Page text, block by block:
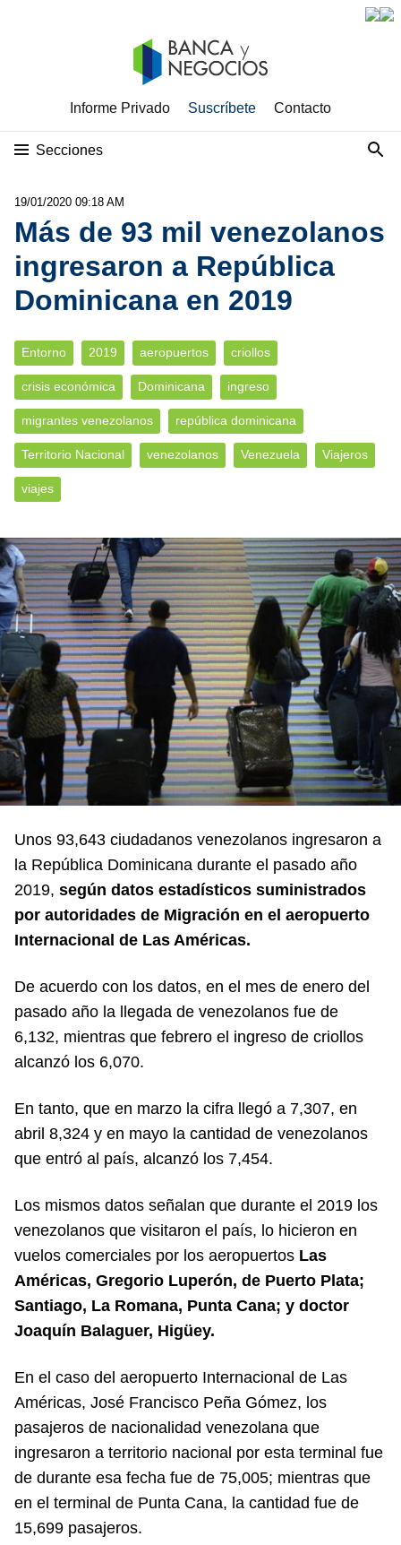
Informe Privado Suscríbete Contacto
Secciones
19/01/2020 09:18 AM
Más de 93 mil venezolanos
ingresaron a República
Dominicana en 2019
Entorno 2019 aeropuertos criollos
crisis económica Dominicana ingreso
migrantes venezolanos república dominicana
Territorio Nacional venezolanos Venezuela Viajeros
viajes
Unos 93,643 ciudadanos venezolanos ingresaron a
la República Dominicana durante el pasado año
2019, según datos estadísticos suministrados
por autoridades de Migración en el aeropuerto
Internacional de Las Américas.
De acuerdo con los datos, en el mes de enero del
pasado año la llegada de venezolanos fue de
6,132, mientras que febrero el ingreso de criollos
alcanzó los 6,070.
En tanto, que en marzo la cifra llegó a 7,307, en
abril 8,324 y en mayo la cantidad de venezolanos
que entró al país, alcanzó los 7,454.
Los mismos datos señalan que durante el 2019 los
venezolanos que visitaron el país, lo hicieron en
vuelos comerciales por los aeropuertos Las
Américas, Gregorio Luperón, de Puerto Plata;
Santiago, La Romana, Punta Cana; y doctor
Joaquín Balaguer, Higüey.
En el caso del aeropuerto Internacional de Las
Américas, José Francisco Peña Gómez, los
pasajeros de nacionalidad venezolana que
ingresaron a territorio nacional por esta terminal fue
de durante esa fecha fue de 75,005; mientras que
en el terminal de Punta Cana, la cantidad fue de
15,699 pasajeros.